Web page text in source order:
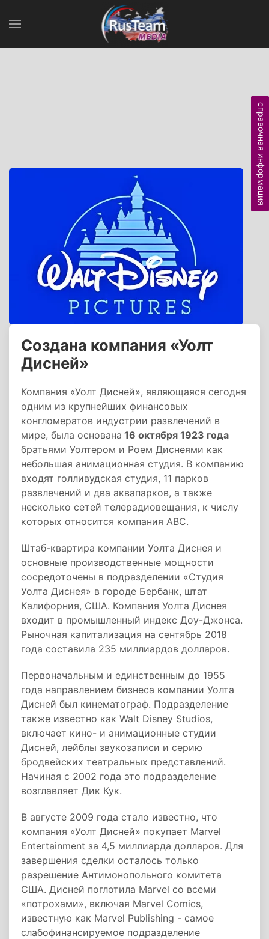
Создана компания «Уолт
Дисней»
Компания «Уолт Дисней», являющаяся сегодня
одним из крупнейших финансовых
конгломератов индустрии развлечений в
мире, была основана 16 октября 1923 года
братьями Уолтером и Роем Диснеями как
небольшая анимационная студия. В компанию
входят голливудская студия, 11 парков
развлечений и два аквапарков, а также
несколько сетей телерадиовещания, к числу
которых относится компания АВС.
Штаб-квартира компании Уолта Диснея и
основные производственные мощности
сосредоточены в подразделении «Студия
Уолта Диснея» в городе Бербанк, штат
Калифорния, США. Компания Уолта Диснея
входит в промышленный индекс Доу-Джонса.
Рыночная капитализация на сентябрь 2018
года составила 235 миллиардов долларов.
Первоначальным и единственным до 1955
года направлением бизнеса компании Уолта
Дисней был кинематограф. Подразделение
также известно как Walt Disney Studios,
включает кино- и анимационные студии
Дисней, лейблы звукозаписи и серию
бродвейских театральных представлений.
Начиная с 2002 года это подразделение
возглавляет Дик Кук.
В августе 2009 года стало известно, что
компания «Уолт Дисней» покупает Marvel
Entertainment за 4,5 миллиарда долларов. Для
завершения сделки осталось только
разрешение Антимонопольного комитета
США. Дисней поглотила Marvel со всеми
«потрохами», включая Marvel Comics,
известную как Marvel Publishing - самое
слабофинансируемое подразделение
справочная информация